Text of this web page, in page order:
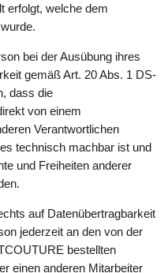
erfolgt, welche dem
bei der Ausübung ihres
gemäß Art. 20 Abs. 1 DS-
dass die
von einem
Verantwortlichen
technisch machbar ist und
und Freiheiten anderer
auf Datenübertragbarkeit
jederzeit an den von der
bestellten
einen anderen Mitarbeiter